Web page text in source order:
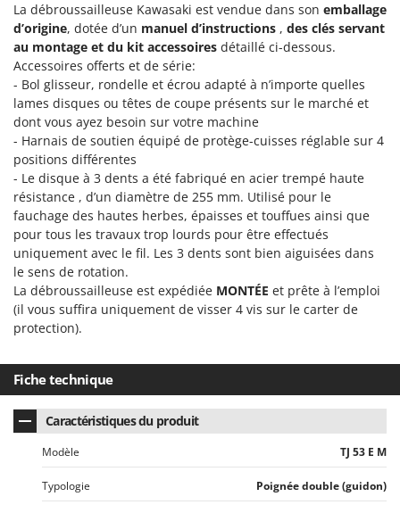
La débroussailleuse Kawasaki est vendue dans son emballage
d’origine, dotée d’un manuel d’instructions , des clés servant
au montage et du kit accessoires détaillé ci-dessous.
Accessoires offerts et de série:
- Bol glisseur, rondelle et écrou adapté à n’importe quelles
lames disques ou têtes de coupe présents sur le marché et
dont vous ayez besoin sur votre machine
- Harnais de soutien équipé de protège-cuisses réglable sur 4
positions différentes
- Le disque à 3 dents a été fabriqué en acier trempé haute
résistance , d’un diamètre de 255 mm. Utilisé pour le
fauchage des hautes herbes, épaisses et touffues ainsi que
pour tous les travaux trop lourds pour être effectués
uniquement avec le fil. Les 3 dents sont bien aiguisées dans
le sens de rotation.
La débroussailleuse est expédiée MONTÉE et prête à l’emploi
(il vous suffira uniquement de visser 4 vis sur le carter de
protection).
Fiche technique
Caractéristiques du produit
Modèle TJ 53 E M
Typologie Poignée double (guidon)